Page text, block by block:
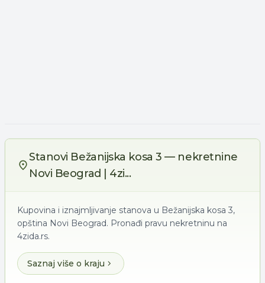
Stanovi Bežanijska kosa 3 — nekretnine
Novi Beograd | 4zi...
Kupovina i iznajmljivanje stanova u Bežanijska kosa 3,
opština Novi Beograd. Pronađi pravu nekretninu na
4zida.rs.
Saznaj više o kraju